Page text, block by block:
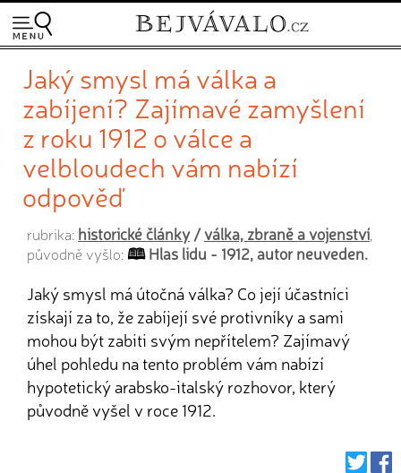
Jaký smysl má válka a
zabíjení? Zajímavé zamyšlení
z roku 1912 o válce a
velbloudech vám nabízí
odpověď
rubrika: historické články/válka, zbraně a vojenství,
původně vyšlo:
Hlas lidu - 1912, autor neuveden.
Jaký smysl má útočná válka? Co její účastníci
získají za to, že zabíjejí své protivníky a sami
mohou být zabiti svým nepřítelem? Zajímavý
úhel pohledu na tento problém vám nabízí
hypotetický arabsko-italský rozhovor, který
původně vyšel v roce 1912.